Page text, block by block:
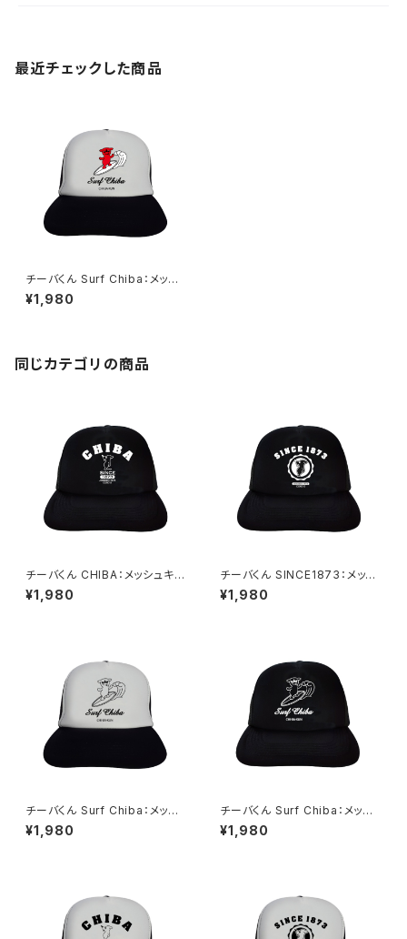
最近チェックした商品
チーバくん Surf Chiba：メッシ
ュキャップ（Aホワイト）
¥1,980
同じカテゴリの商品
チーバくん CHIBA：メッシュキャ
ップ（ブラック）
¥1,980
チーバくん SINCE1873：メッシ
ュキャップ（ブラック）
¥1,980
チーバくん Surf Chiba：メッシ
ュキャップ（Bホワイト）
¥1,980
チーバくん Surf Chiba：メッシ
ュキャップ（Bブラック）
¥1,980